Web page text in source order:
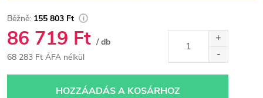
155 803 Ft
86 719 Ft / db
68 283 Ft ÁFA nélkül
HOZZÁADÁS A KOSÁRHOZ